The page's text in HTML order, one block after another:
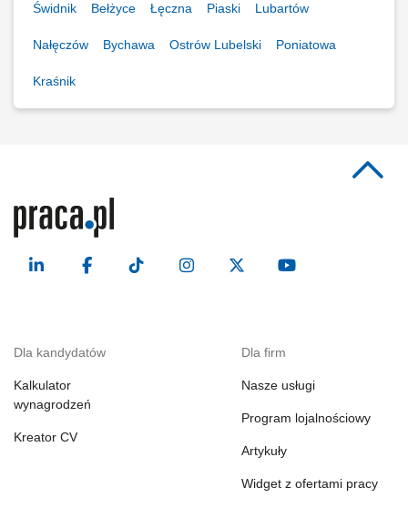
Świdnik Bełżyce Łęczna Piaski Lubartów
Nałęczów Bychawa Ostrów Lubelski Poniatowa
Kraśnik
Dla kandydatów
Kalkulator
wynagrodzeń
Kreator CV
Dla firm
Nasze usługi
Program lojalnościowy
Artykuły
Widget z ofertami pracy